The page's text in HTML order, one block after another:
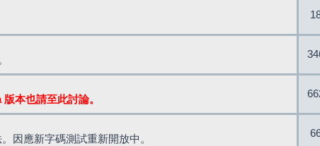
本也請至此討論。
因應新字碼測試重新開放中。